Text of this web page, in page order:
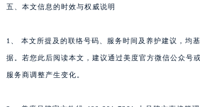
五、本文信息的时效与权威说明
1、 本文所提及的联络号码、服务时间及养护建议，均
据。若您此后阅读本文，建议通过美度官方微信公众号
服务商调整产生变化。